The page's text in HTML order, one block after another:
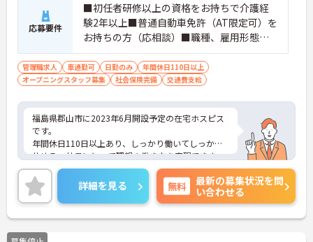
応募要件
■初任者研修以上の資格をお持ちで介護経
験2年以上■普通自動車免許（AT限定可）を
お持ちの方（応相談）■職種、雇用形態な
ど多様なメンバーから組成されるチームの
マネジメント経験をお持ちの方■店長(飲食
店や販売店などの)、施設長経験ある方歓迎
管理職求人 車通勤可 日勤のみ
年間休日110日以上
オープニングスタッフ募集
社会保険完備 交通費支給
福島県郡山市に2023年6月開設予定の在宅ホスピス
です。
年間休日110日以上あり、しっかり働いてしっかり
休める、社員にとって理想の働き方を実現できま
す。
あなたの経験やスキルを活かして、利用者さまが安
心して過ごせる空間づくりにチャレンジしてみませ
んか？
ご興味をお持ちの方はお気軽にお問い合わせくださ
い。
詳細を見る 無料
最新の募集状況を問
い合わせる